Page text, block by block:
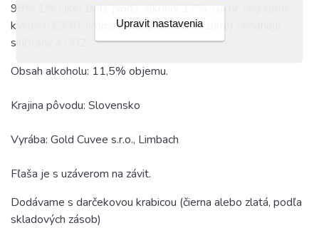
Upravit nastavenia
99%,1% Likér Bols (voda, alkohol 17%, cukor, regulátor
kyslosti E330, aróma broskyňa, farbivo zlato) obsahuje
siričitany a CO2.
Obsah alkoholu: 11,5% objemu.
Krajina pôvodu: Slovensko
Vyrába: Gold Cuvee s.r.o., Limbach
Fľaša je s uzáverom na závit.
Dodávame s darčekovou krabicou (čierna alebo zlatá, podľa
skladových zásob)